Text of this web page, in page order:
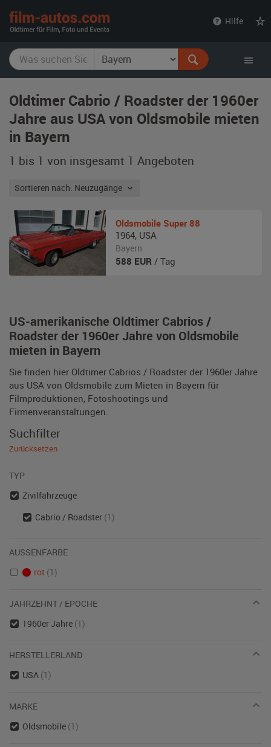
Hilfe
Oldtimer Cabrio / Roadster der 1960er
Jahre aus USA von Oldsmobile mieten
in Bayern
1 bis 1 von insgesamt 1 Angeboten
Sortieren nach: Neuzugänge
US-amerikanische Oldtimer Cabrios /
Roadster der 1960er Jahre von Oldsmobile
mieten in Bayern
Sie finden hier Oldtimer Cabrios / Roadster der 1960er Jahre
aus USA von Oldsmobile zum Mieten in Bayern für
Filmproduktionen, Fotoshootings und
Firmenveranstaltungen.
Oldsmobile Super 88
1964, USA
Bayern
588 EUR / Tag
Suchfilter
Zurücksetzen
TYP
Zivilfahrzeuge
Cabrio / Roadster (1)
AUSSENFARBE
rot (1)
JAHRZEHNT / EPOCHE
1960er Jahre (1)
HERSTELLERLAND
USA (1)
MARKE
Oldsmobile (1)